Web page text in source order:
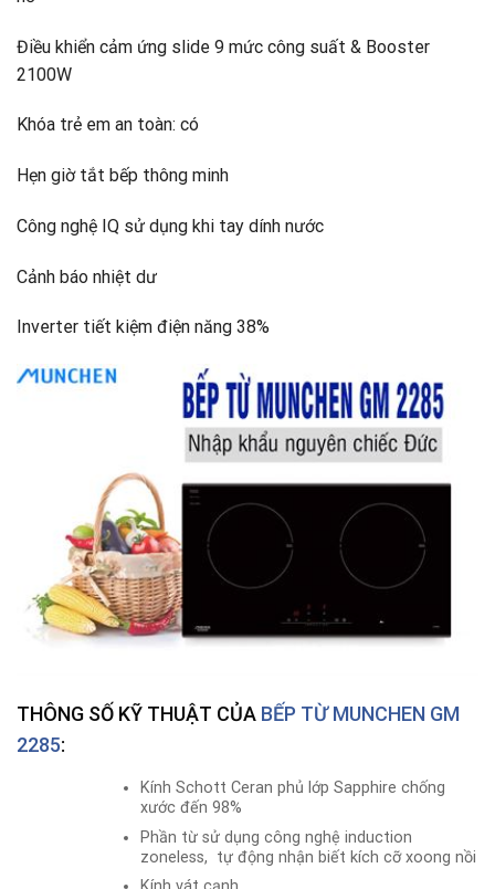
Điều khiển cảm ứng slide 9 mức công suất & Booster
2100W
Khóa trẻ em an toàn: có
Hẹn giờ tắt bếp thông minh
Công nghệ IQ sử dụng khi tay dính nước
Cảnh báo nhiệt dư
Inverter tiết kiệm điện năng 38%
THÔNG SỐ KỸ THUẬT CỦA BẾP TỪ MUNCHEN GM
2285:
Kính Schott Ceran phủ lớp Sapphire chống
xước đến 98%
Phần từ sử dụng công nghệ induction
zoneless, tự động nhận biết kích cỡ xoong nồi